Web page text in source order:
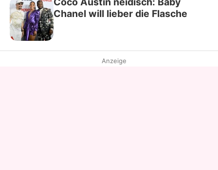
Chanel will lieber die Flasche
Anzeige